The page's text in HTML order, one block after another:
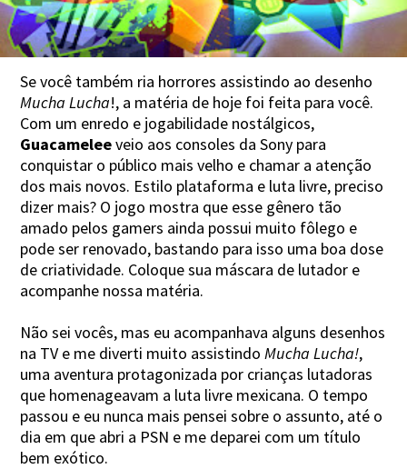
Se você também ria horrores assistindo ao desenho
Mucha Lucha!, a matéria de hoje foi feita para você.
Com um enredo e jogabilidade nostálgicos,
Guacameleeveio aos consoles da Sony para
conquistar o público mais velho e chamar a atenção
dos mais novos. Estilo plataforma e luta livre, preciso
dizer mais? O jogo mostra que esse gênero tão
amado pelos gamers ainda possui muito fôlego e
pode ser renovado, bastando para isso uma boa dose
de criatividade. Coloque sua máscara de lutador e
acompanhe nossa matéria.
Não sei vocês, mas eu acompanhava alguns desenhos
na TV e me diverti muito assistindo Mucha Lucha!,
uma aventura protagonizada por crianças lutadoras
que homenageavam a luta livre mexicana. O tempo
passou e eu nunca mais pensei sobre o assunto, até o
dia em que abri a PSN e me deparei com um título
bem exótico.